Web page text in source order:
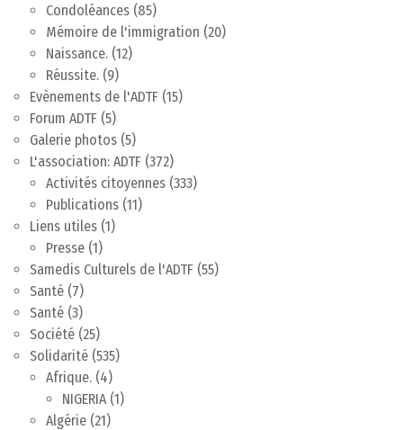
Condoléances (85)
Mémoire de l'immigration (20)
Naissance. (12)
Réussite. (9)
Evènements de l'ADTF (15)
Forum ADTF (5)
Galerie photos (5)
L'association: ADTF (372)
Activités citoyennes (333)
Publications (11)
Liens utiles (1)
Presse (1)
Samedis Culturels de l'ADTF (55)
Santé (7)
Santé (3)
Société (25)
Solidarité (535)
Afrique. (4)
NIGERIA(1)
Algérie (21)